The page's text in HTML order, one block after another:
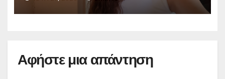
Αφήστε μια απάντηση